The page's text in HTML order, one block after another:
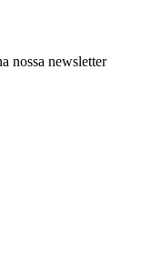
nossa newsletter